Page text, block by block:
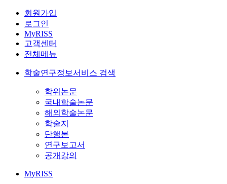
회원가입
로그인
MyRISS
고객센터
전체메뉴
학술연구정보서비스 검색
학위논문
국내학술논문
해외학술논문
학술지
단행본
연구보고서
공개강의
MyRISS